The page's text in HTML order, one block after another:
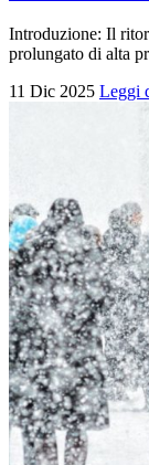
Introduzione: Il
prolungato di alta
11 Dic 2025 Leggi